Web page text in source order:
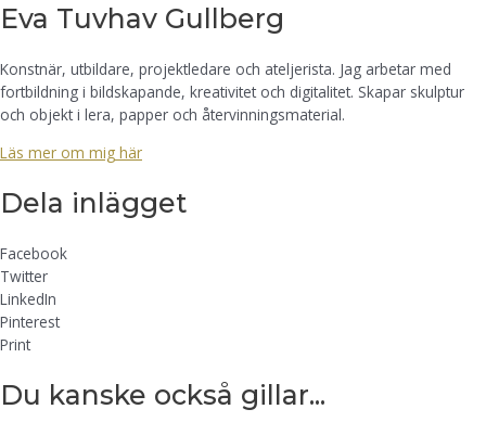
Eva Tuvhav Gullberg
Konstnär, utbildare, projektledare och ateljerista. Jag arbetar med
fortbildning i bildskapande, kreativitet och digitalitet. Skapar skulptur
och objekt i lera, papper och återvinningsmaterial.
Läs mer om mig här
Dela inlägget
Facebook
Twitter
LinkedIn
Pinterest
Print
Du kanske också gillar...